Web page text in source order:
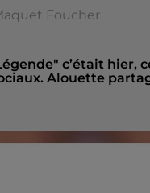
Foucher
c’était hier,
Alouette